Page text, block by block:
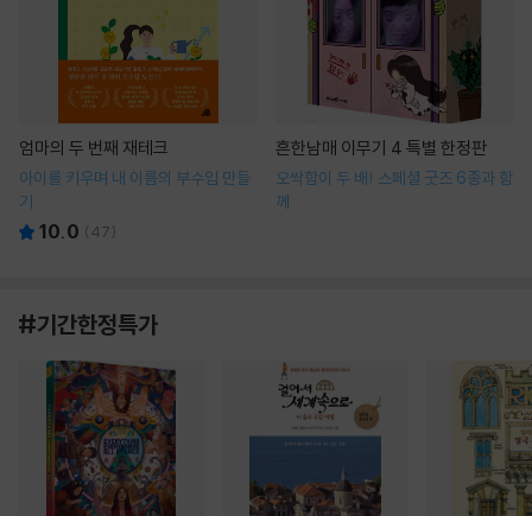
엄마의 두 번째 재테크
아이를 키우며 내 이름의 부수입 만들
기
10.0 (47)
흔한남매 이무기 4 특별 한정판
오싹함이 두 배! 스페셜 굿즈 6종과 함
께
#기간한정특가